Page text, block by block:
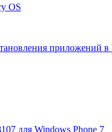
OS
приложений
для Windows Phone 7